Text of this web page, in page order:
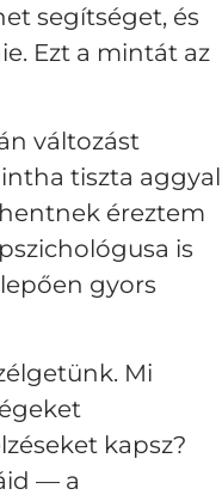
segítséget, és
Ezt a mintát az
változást
tiszta aggyal
éreztem
is
gyors
Mi
kapsz?
— a